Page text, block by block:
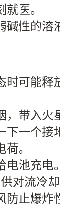
医。
碱性的溶
时可能释
，带入火
下一个接
。
电池充电
对流冷
防止爆炸